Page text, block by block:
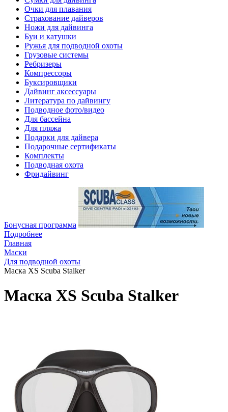
Очки для плавания
Страхование дайверов
Ножи для дайвинга
Буи и катушки
Ружья для подводной охоты
Грузовые системы
Ребризеры
Компрессоры
Буксировщики
Дайвинг аксессуары
Литература по дайвингу
Подводное фото/видео
Для бассейна
Для пляжа
Подарки для дайвера
Подарочные сертификаты
Комплекты
Подводная охота
Фридайвинг
Бонусная программа
Подробнее
Главная
Маски
Для подводной охоты
Маска XS Scuba Stalker
Маска XS Scuba Stalker